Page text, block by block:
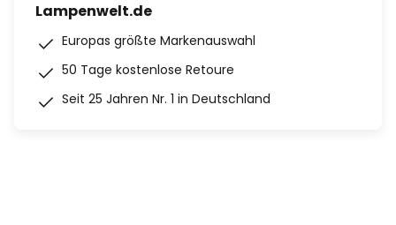
Lampenwelt.de
Europas größte Markenauswahl
50 Tage kostenlose Retoure
Seit 25 Jahren Nr. 1 in Deutschland